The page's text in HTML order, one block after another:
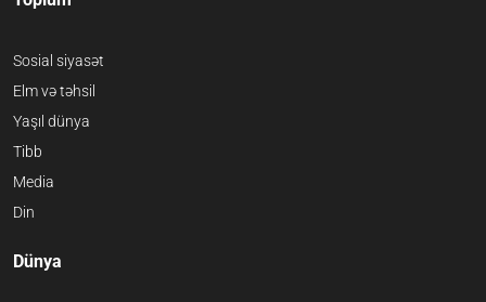
Sosial siyasət
Elm və təhsil
Yaşıl dünya
Tibb
Media
Din
Dünya